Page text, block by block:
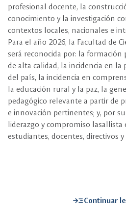
profesional docente, la
conocimiento y la investigación
contextos locales, nacionales e
Para el año 2026, la Facultad de
será reconocida por: la formación
de alta calidad, la incidencia en
del país, la incidencia en
la educación rural y la paz, la
pedagógico relevante a partir de
e innovación pertinentes; y, por
liderazgo y compromiso lasallista
estudiantes, docentes, directivos y
read_moreContinuar